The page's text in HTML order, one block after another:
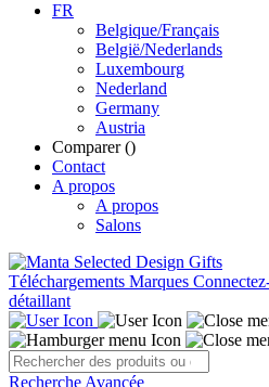
FR
Belgique/Français
België/Nederlands
Luxembourg
Nederland
Germany
Austria
Comparer ()
Contact
A propos
A propos
Salons
Téléchargements Marques
détaillant
Recherche Avancée